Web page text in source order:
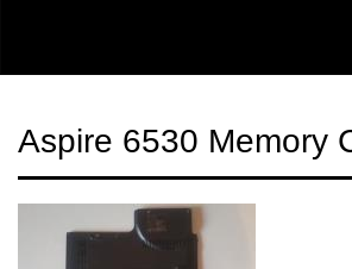
Aspire 6530 Memory